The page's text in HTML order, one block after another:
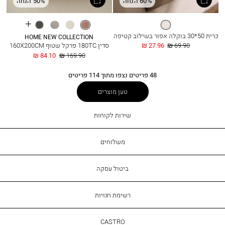
לבן
כרית 50*30 בוקלה אפור בשילוב קטיפה
החל
27.96 ₪ מחיר
69.90 ₪
רוז שמנתאפור
בהיר
אפור
כהה
See
more
coloursHOME NEW COLLECTION
סדין 180TC פרקל שטוף 160X200CM
החל
84.10 ₪ מחיר
169.90 ₪
48 פריטים נצפו מתוך114 פריטים
טען מוצרים
שירות
לקוחות
שירות לקוחות
משלוחים
ביטול עסקה
רשימת חנויות
CASTRO
CASTRO